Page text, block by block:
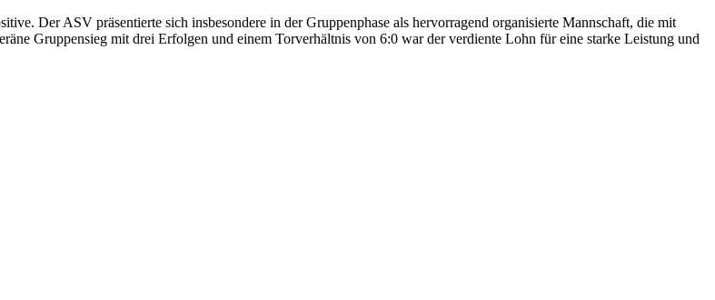
Der ASV präsentierte sich insbesondere in der Gruppenphase als hervorragend organisierte Mannschaft, die mit
Gruppensieg mit drei Erfolgen und einem Torverhältnis von 6:0 war der verdiente Lohn für eine starke Leistung und